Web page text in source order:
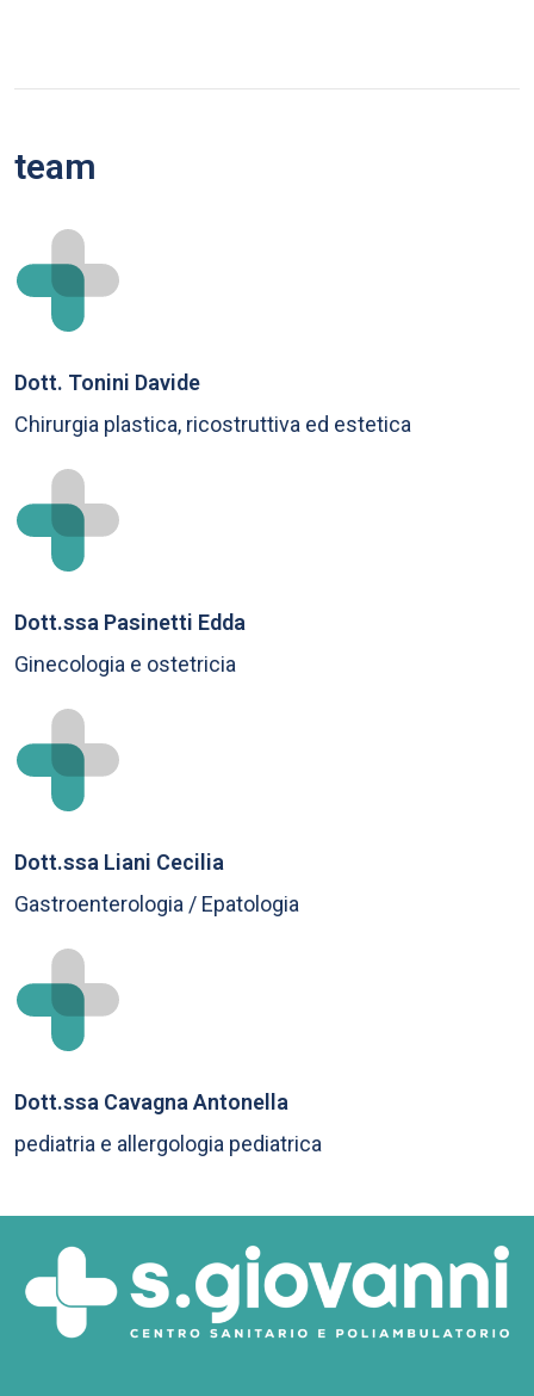
team
Dott. Tonini Davide
Chirurgia plastica, ricostruttiva ed estetica
Dott.ssa Pasinetti Edda
Ginecologia e ostetricia
Dott.ssa Liani Cecilia
Gastroenterologia / Epatologia
Dott.ssa Cavagna Antonella
pediatria e allergologia pediatrica